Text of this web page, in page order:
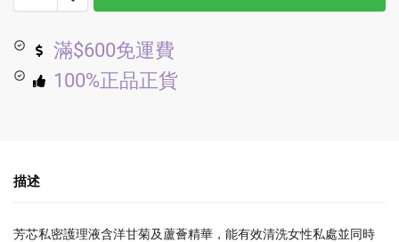
滿$600免運費
100%正品正貨
描述
芳芯私密護理液含洋甘菊及蘆薈精華，能有效清洗女性私處並同時